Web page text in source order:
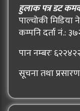
हुलाक पत्र डट
पाल्चोकी मिडिया
कम्पनि दर्ता नं.:
पान नम्बरः
सूचना तथा